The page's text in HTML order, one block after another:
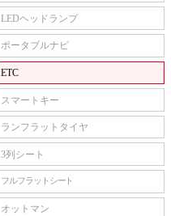
LEDヘッドランプ
ポータブルナビ
ETC
スマートキー
ランフラットタイヤ
3列シート
フルフラットシート
オットマン